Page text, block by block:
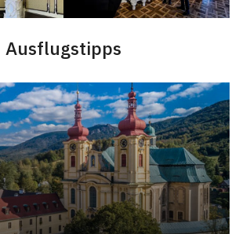
Ausflugstipps